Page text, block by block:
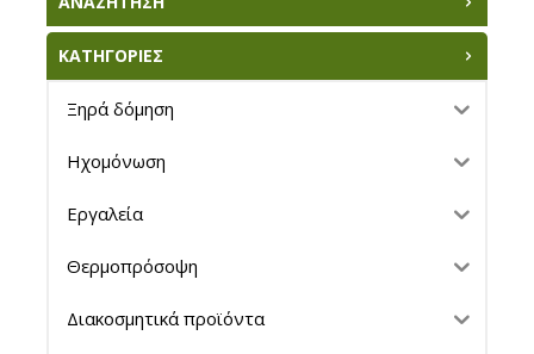
ΚΑΤΗΓΟΡΙΕΣ
Ξηρά δόμηση
Ηχομόνωση
Εργαλεία
Θερμοπρόσοψη
Διακοσμητικά προϊόντα